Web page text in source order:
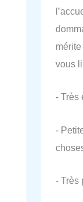
vous
- Très
-
- Très